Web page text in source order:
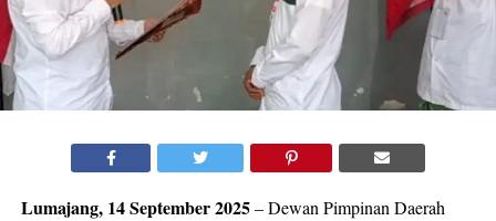
Lumajang, 14 September 2025– Dewan Pimpinan Daerah